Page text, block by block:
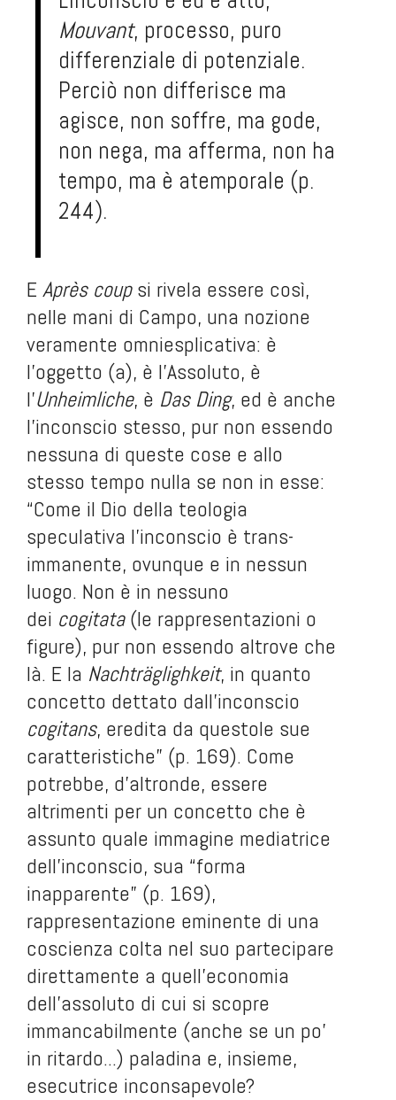
Mouvant, processo, puro
differenziale di potenziale.
Perciò non differisce ma
agisce, non soffre, ma gode,
non nega, ma afferma, non ha
tempo, ma è atemporale (p.
244).
E Après coup si rivela essere così,
nelle mani di Campo, una nozione
veramente omniesplicativa: è
l'oggetto (a), è l'Assoluto, è
l'Unheimliche, è Das Ding, ed è anche
l'inconscio stesso, pur non essendo
nessuna di queste cose e allo
stesso tempo nulla se non in esse:
“Come il Dio della teologia
speculativa l'inconscio è trans-
immanente, ovunque e in nessun
luogo. Non è in nessuno
dei cogitata (le rappresentazioni o
figure), pur non essendo altrove che
là. E la Nachträglighkeit, in quanto
concetto dettato dall'inconscio
cogitans, eredita da questole sue
caratteristiche” (p. 169). Come
potrebbe, d'altronde, essere
altrimenti per un concetto che è
assunto quale immagine mediatrice
dell'inconscio, sua “forma
inapparente” (p. 169),
rappresentazione eminente di una
coscienza colta nel suo partecipare
direttamente a quell'economia
dell'assoluto di cui si scopre
immancabilmente (anche se un po'
in ritardo...) paladina e, insieme,
esecutrice inconsapevole?